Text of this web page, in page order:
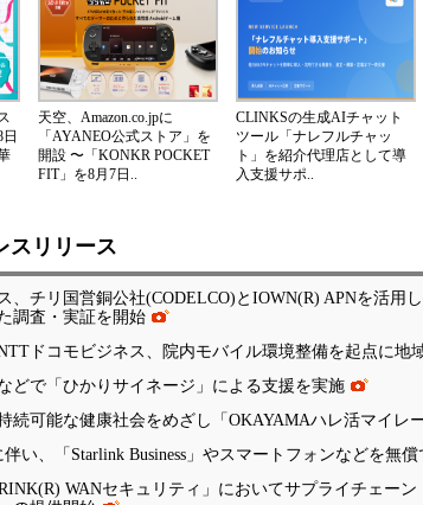
天空、Amazon.co.jpに
「AYANEO公式ストア」を
開設 〜「KONKR POCKET
FIT」を8月7日..
CLINKSの生成AIチャット
ツール「ナレフルチャッ
ト」を紹介代理店として導
入支援サポ..
スリリース
、チリ国営銅公社(CODELCO)とIOWN(R) APNを活用
調査・実証を開始
ドコモビジネス、院内モバイル環境整備を起点に地
どで「ひかりサイネージ」による支援を実施
続可能な健康社会をめざし「OKAYAMAハレ活マイレ
い、「Starlink Business」やスマートフォンなどを無
RINK(R) WANセキュリティ」においてサプライチェー